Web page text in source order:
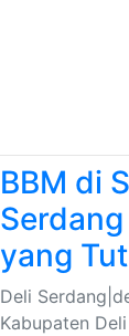
BBM di
yang
Deli
Kabupaten